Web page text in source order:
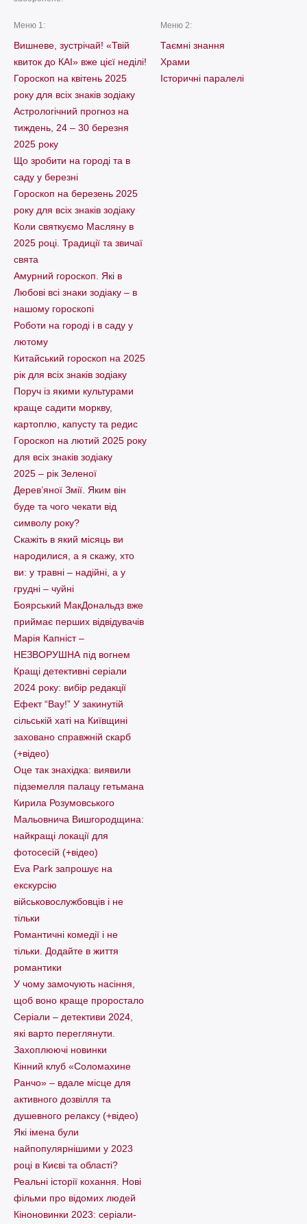
Меню 1:
Вишневе, зустрічай! «Твій
квиток до КАІ» вже цієї неділі!
Гороскоп на квітень 2025
року для всіх знаків зодіаку
Астрологічний прогноз на
тиждень, 24 – 30 березня
2025 року
Що зробити на городі та в
саду у березні
Гороскоп на березень 2025
року для всіх знаків зодіаку
Коли святкуємо Масляну в
2025 році. Традиції та звичаї
свята
Амурний гороскоп. Які в
Любові всі знаки зодіаку – в
нашому гороскопі
Pоботи на городі і в саду у
лютому
Китайський гороскоп на 2025
рік для всіх знаків зодіаку
Поруч із якими культурами
краще садити моркву,
картоплю, капусту та редис
Гороскоп на лютий 2025 року
для всіх знаків зодіаку
2025 – рік Зеленої
Дерев’яної Змії. Яким він
буде та чого чекати від
символу року?
Скажіть в який місяць ви
народилися, а я скажу, хто
ви: у травні – надійні, а у
грудні – чуйні
Боярський МакДональдз вже
приймає перших відвідувачів
Марія Капніст –
НЕЗВОРУШНА під вогнем
Кращі детективні серіали
2024 року: вибір редакції
Ефект “Вау!” У закинутій
сільській хаті на Київщині
заховано справжній скарб
(+відео)
Оце так знахідка: виявили
підземелля палацу гетьмана
Кирила Розумовського
Мальовнича Вишгородщина:
найкращі локації для
фотосесій (+відео)
Eva Park запрошує на
екскурсію
військовослужбовців і не
тільки
Романтичні комедії і не
тільки. Додайте в життя
романтики
У чому замочують насіння,
щоб воно краще проростало
Серіали – детективи 2024,
які варто пеpеглянути.
Захоплюючі новинки
Кінний клуб «Соломахине
Ранчо» – вдале місце для
активного дозвілля та
душевного релаксу (+відео)
Які імена були
найпопулярнішими у 2023
році в Києві та області?
Реальні історії кохання. Нові
фільми про відомих людей
Кіноновинки 2023: серіали-
Меню 2:
Таємні знання
Храми
Історичні паралелі